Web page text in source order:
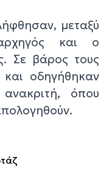
μεταξύ
και ο
Σε βάρος τους
και οδηγήθηκαν
όπου